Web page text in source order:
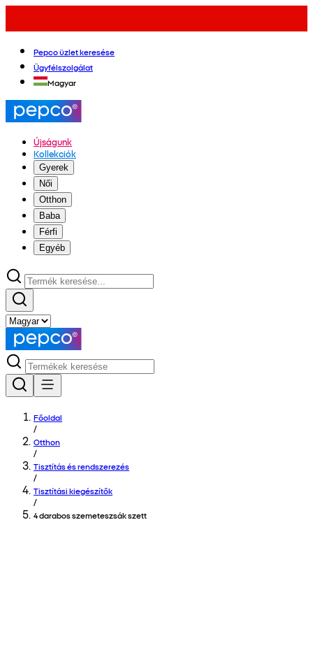
Pepco üzlet keresése
Ügyfélszolgálat
Magyar
Újságunk
Kollekciók
Gyerek
Női
Otthon
Baba
Férfi
Egyéb
Főoldal
/
Otthon
/
Tisztítás és rendszerezés
/
Tisztítási kiegészítők
/
4 darabos szemeteszsák szett